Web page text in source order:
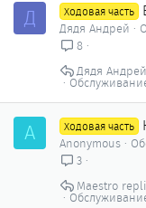
Д Ходовая часть
Дядя Андрей
8
Дядя Андрей
A Ходовая часть
Anonymous
3
Maestro